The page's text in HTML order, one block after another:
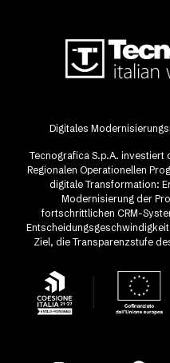
Digitales
Tecnografica S.p.A. investiert
Regionalen Operationellen
digitale Transformation:
Modernisierung der
fortschrittlichen CRM-
Ziel, die Transparenzstufe